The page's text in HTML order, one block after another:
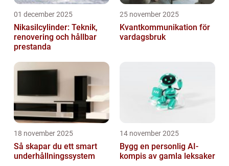
01 december 2025
Nikasilcylinder: Teknik,
renovering och hållbar
prestanda
25 november 2025
Kvantkommunikation för
vardagsbruk
18 november 2025
Så skapar du ett smart
underhållningssystem
14 november 2025
Bygg en personlig AI-
kompis av gamla leksaker